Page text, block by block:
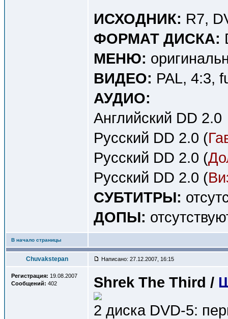
ИСХОДНИК: R7,
ФОРМАТ ДИСКА:
МЕНЮ:
ВИДЕО: PAL, 4:3,
АУДИО:
Английский DD 2.0
Русский DD 2.0 (
Русский DD 2.0 (
Русский DD 2.0 (
СУБТИТРЫ:
ДОПЫ:
В начало страницы
Chuvakstepan Написано: 27.12.2007, 16:15
Регистрация: 19.08.2007
Сообщений: 402 Shrek The Third /
2 диска DVD-5: